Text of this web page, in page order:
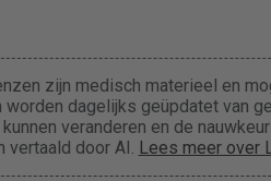
zijn medisch materieel en
worden dagelijks geüpdatet van
veranderen en de
vertaald door AI. Lees meer over